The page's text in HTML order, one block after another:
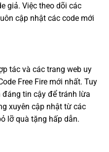
giả. Việc theo dõi các
cập nhật các code mới
tác và các trang web uy
Free Fire mới nhất. Tuy
đáng tin cậy để tránh lừa
xuyên cập nhật từ các
lỡ quà tặng hấp dẫn.